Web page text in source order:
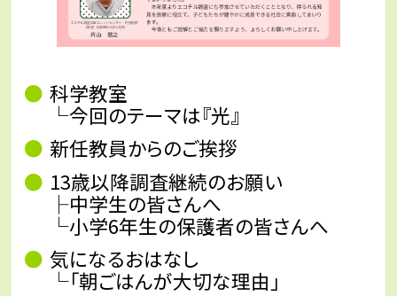
科学教室
└今回のテーマは『光』
新任教員からのご挨拶
13歳以降調査継続のお願い
├中学生の皆さんへ
└小学6年生の保護者の皆さんへ
気になるおはなし
└「朝ごはんが大切な理由」